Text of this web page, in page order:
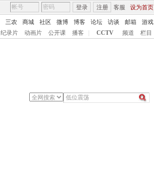
客服 设为首页
登录 注册
三农 商城 社区 微博 博客 论坛 访谈 邮箱
游戏
纪录片 动画片 公开课 播客 CCTV 频道 栏目